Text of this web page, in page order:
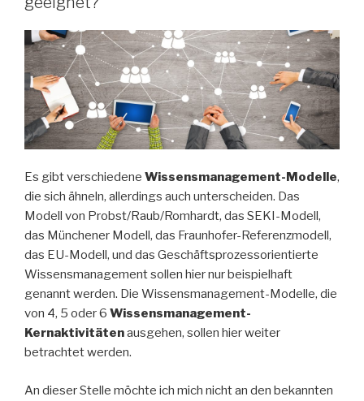
Es gibt verschiedene Wissensmanagement-Modelle,
die sich ähneln, allerdings auch unterscheiden. Das
Modell von Probst/Raub/Romhardt, das SEKI-Modell,
das Münchener Modell, das Fraunhofer-Referenzmodell,
das EU-Modell, und das Geschäftsprozessorientierte
Wissensmanagement sollen hier nur beispielhaft
genannt werden. Die Wissensmanagement-Modelle, die
von 4, 5 oder 6 Wissensmanagement-
Kernaktivitätenausgehen, sollen hier weiter
betrachtet werden.
An dieser Stelle möchte ich mich nicht an den bekannten